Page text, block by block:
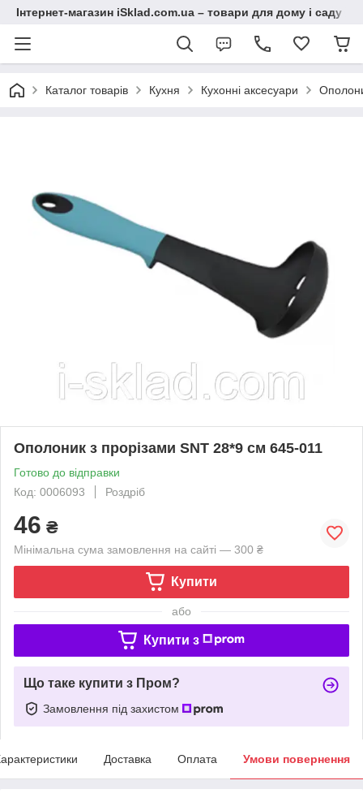
Інтернет-магазин iSklad.com.ua – товари для дому і саду
Каталог товарів Кухня Кухонні аксесуари
Ополоник з прорізами SNT 28*9 см 645-011
Готово до відправки
Код: 0006093
Роздріб
46 ₴
Мінімальна сума замовлення на сайті — 300 ₴
Купити
або
Купити з
Що таке купити з Пром?
Замовлення під захистом
Доставка Оплата Умови повернення